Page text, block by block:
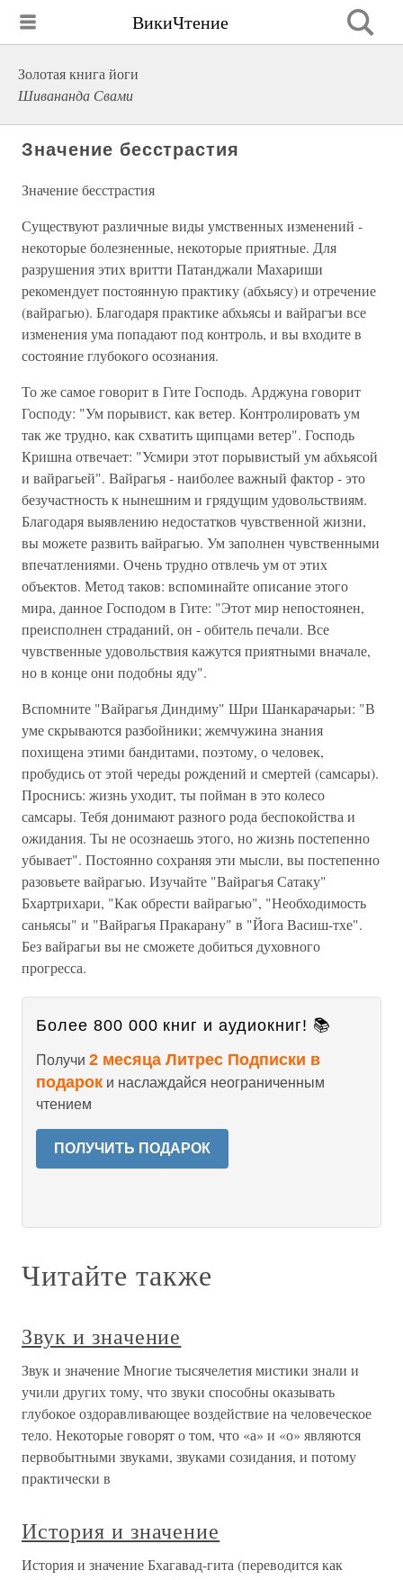
ВикиЧтение
Золотая книга йоги
Шивананда Свами
Значение бесстрастия
Значение бесстрастия
Существуют различные виды умственных изменений -
некоторые болезненные, некоторые приятные. Для
разрушения этих вритти Патанджали Махариши
рекомендует постоянную практику (абхьясу) и отречение
(вайрагью). Благодаря практике абхьясы и вайрагъи все
изменения ума попадают под контроль, и вы входите в
состояние глубокого осознания.
То же самое говорит в Гите Господь. Арджуна говорит
Господу: "Ум порывист, как ветер. Контролировать ум
так же трудно, как схватить щипцами ветер". Господь
Кришна отвечает: "Усмири этот порывистый ум абхьясой
и вайрагьей". Вайрагья - наиболее важный фактор - это
безучастность к нынешним и грядущим удовольствиям.
Благодаря выявлению недостатков чувственной жизни,
вы можете развить вайрагью. Ум заполнен чувственными
впечатлениями. Очень трудно отвлечь ум от этих
объектов. Метод таков: вспоминайте описание этого
мира, данное Господом в Гите: "Этот мир непостоянен,
преисполнен страданий, он - обитель печали. Все
чувственные удовольствия кажутся приятными вначале,
но в конце они подобны яду".
Вспомните "Вайрагья Диндиму" Шри Шанкарачарьи: "В
уме скрываются разбойники; жемчужина знания
похищена этими бандитами, поэтому, о человек,
пробудись от этой череды рождений и смертей (самсары).
Проснись: жизнь уходит, ты пойман в это колесо
самсары. Тебя донимают разного рода беспокойства и
ожидания. Ты не осознаешь этого, но жизнь постепенно
убывает". Постоянно сохраняя эти мысли, вы постепенно
разовьете вайрагью. Изучайте "Вайрагья Сатаку"
Бхартрихари, "Как обрести вайрагью", "Необходимость
саньясы" и "Вайрагья Пракарану" в "Йога Васиш-тхе".
Без вайрагьи вы не сможете добиться духовного
прогресса.
Более 800 000 книг и аудиокниг! 📚
Получи 2 месяца Литрес Подписки в
подарок и наслаждайся неограниченным
чтением
ПОЛУЧИТЬ ПОДАРОК
Читайте также
Звук и значение
Звук и значение Многие тысячелетия мистики знали и
учили других тому, что звуки способны оказывать
глубокое оздоравливающее воздействие на человеческое
тело. Некоторые говорят о том, что «а» и «о» являются
первобытными звуками, звуками созидания, и потому
практически в
История и значение
История и значение Бхагавад-гита (переводится как